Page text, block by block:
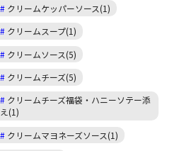
クリームケッパーソース(1)
クリームスープ(1)
クリームソース(5)
クリームチーズ(5)
クリームチーズ福袋・ハニーソテー添
え(1)
クリームマヨネーズソース(1)